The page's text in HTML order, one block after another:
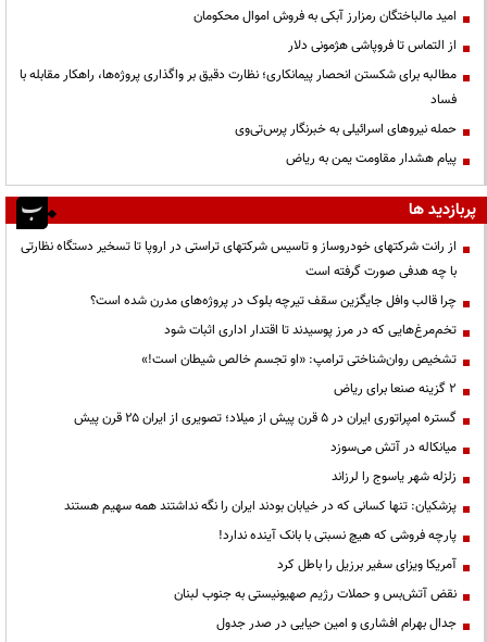
امید مالباختگان رمزارز آبکی به فروش اموال محکومان
از التماس تا فروپاشی هژمونی دلار
مطالبه برای شکستن انحصار پیمانکاری؛ نظارت دقیق بر واگذاری پروژه‌ها، راهکار مقابله با
فساد
حمله نیروهای اسرائیلی به خبرنگار پرس‌تی‌وی
پیام هشدار مقاومت یمن به ریاض
پربازدید ها
از رانت‌ شرکتهای خودروساز و تاسیس شرکتهای تراستی در اروپا تا تسخیر دستگاه نظارتی
با چه هدفی صورت گرفته است
چرا قالب وافل جایگزین سقف تیرچه بلوک در پروژه‌های مدرن شده است؟
تخم‌مرغ‌هایی که در مرز پوسیدند تا اقتدار اداری اثبات شود
تشخیص روان‌شناختی ترامپ: «او تجسم خالص شیطان است!»
۲ گزینه صنعا برای ریاض
گستره امپراتوری ایران در ۵ قرن پیش از میلاد؛ تصویری از ایران ۲۵ قرن پیش
میانکاله در آتش می‌سوزد
زلزله شهر یاسوج را لرزاند
پزشکیان: تنها کسانی که در خیابان بودند ایران را نگه نداشتند همه سهیم هستند
پارچه فروشی که هیچ نسبتی با بانک آینده ندارد!
آمریکا ویزای سفیر برزیل را باطل کرد
نقض آتش‌بس و حملات رژیم صهیونیستی به جنوب لبنان
جدال بهرام افشاری و امین حیایی در صدر جدول